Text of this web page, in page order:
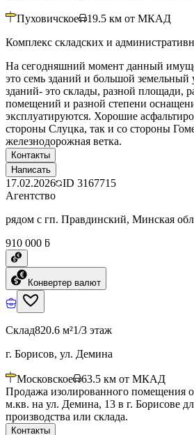
Пуховичское 19.5 км от МКАД
Комплекс складских и
На сегодняшний момент данный
это семь зданий и большой земельный
зданий- это склады, разной площади,
помещений и разной степени
эксплуатируются. Хорошие
стороны Слуцка, так и со стороны
железнодорожная ветка.
Контакты
Написать
17.02.2026 ID 3167715
Агентство
рядом с гп. Правдинский, Минская
910 000 ƃ
Конвертер валют
Склад820.6 м²1/3 этаж
г. Борисов, ул. Демина
Московское 63.5 км от МКАД
Продажа изолированного помещения
м.кв. на ул. Демина, 13 в г. Борисове
производства или склада.
Контакты